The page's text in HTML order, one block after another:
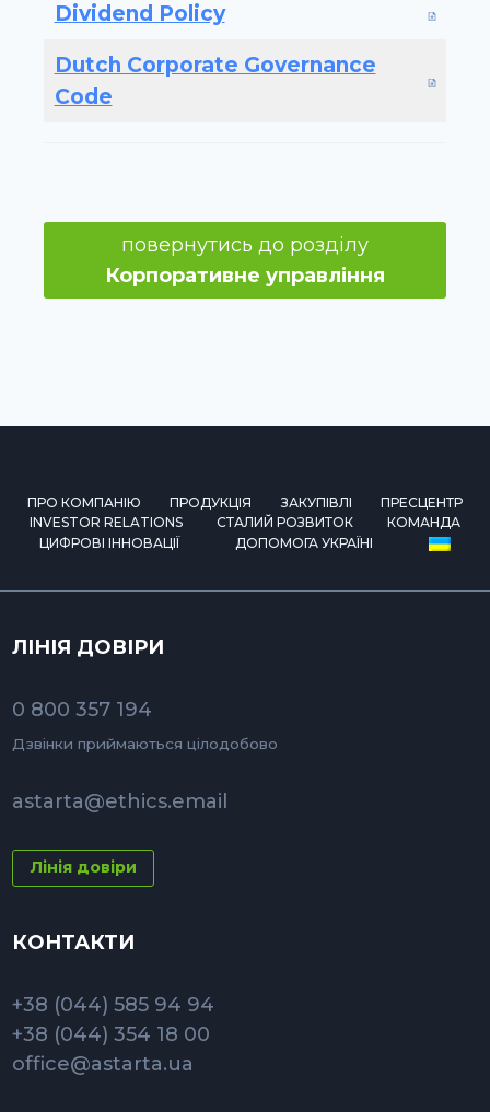
Dividend Policy
Dutch Corporate Governance
Code
повернутись до розділу
Корпоративне управління
ПРО КОМПАНІЮ ПРОДУКЦІЯ ЗАКУПІВЛІ
ПРЕСЦЕНТР
INVESTOR RELATIONS
СТАЛИЙ РОЗВИТОК
КОМАНДА
ЦИФРОВІ ІННОВАЦІЇ
ДОПОМОГА УКРАЇНІ
ЛІНІЯ ДОВІРИ
0 800 357 194
Дзвінки приймаються цілодобово
astarta@ethics.email
Лінія довіри
КОНТАКТИ
+38 (044) 585 94 94
+38 (044) 354 18 00
office@astarta.ua